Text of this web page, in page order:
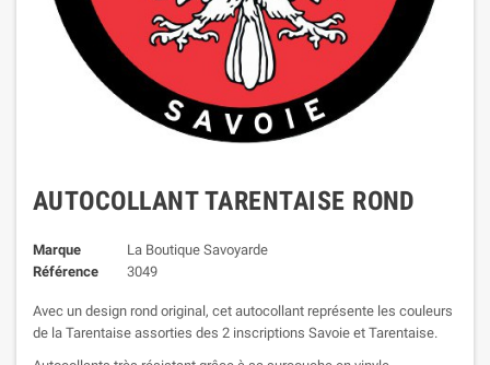
AUTOCOLLANT TARENTAISE ROND
Marque
La Boutique Savoyarde
Référence
3049
Avec un design rond original, cet autocollant représente les couleurs
de la Tarentaise assorties des 2 inscriptions Savoie et Tarentaise.